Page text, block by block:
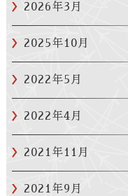
2026年3月
2025年10月
2022年5月
2022年4月
2021年11月
2021年9月